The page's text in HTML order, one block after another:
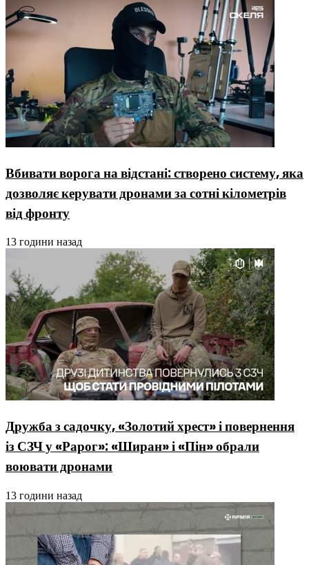
Вбивати ворога на відстані: створено систему, яка
дозволяє керувати дронами за сотні кілометрів
від фронту
13 години назад
Дружба з садочку, «Золотий хрест» і повернення
із СЗЧ у «Рарог»: «Ширан» і «Пін» обрали
воювати дронами
13 години назад